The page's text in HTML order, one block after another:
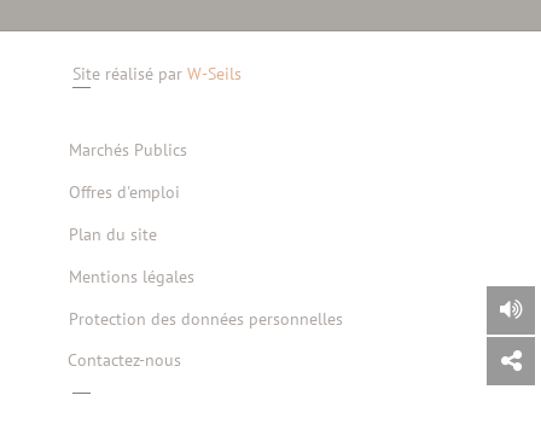
Site réalisé par W-Seils
Marchés Publics
Offres d'emploi
Plan du site
Mentions légales
Protection des données personnelles
Contactez-nous